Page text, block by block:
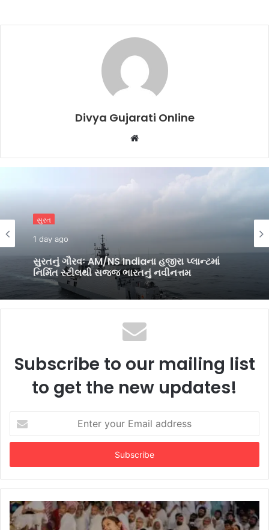
Divya Gujarati Online
Website
સુરત
1 day ago
સુરતનું ગૌરવઃ AM/NS Indiaના હજીરા પ્લાન્ટમાં
નિર્મિત સ્ટીલથી સજ્જ ભારતનું નવીનત્તમ
યુદ્ધજહાજ INS માલવણ
Subscribe to our mailing list
to get the new updates!
your
Email